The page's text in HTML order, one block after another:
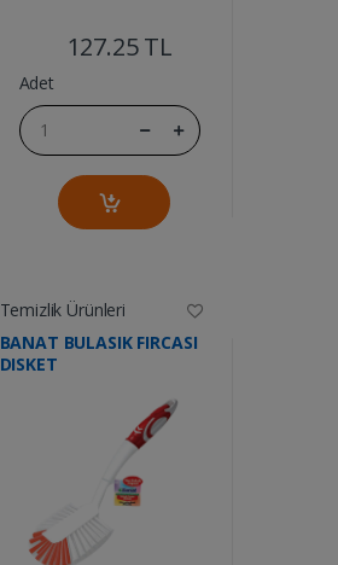
127.25 TL
Adet
Temizlik Ürünleri
BANAT BULASIK FIRCASI
DISKET